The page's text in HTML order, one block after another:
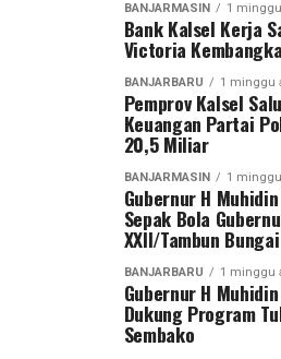
“Terima kasih telah menjadi
kebaikan ini. Semoga setiap
menjadi keberkahan bagi
penerima, dan manfaat yang
Banua,” ungkap UPZ Bank Kalsel
Bagi Donatur dan Sahabat Bank
menyisihkan sebagian
saudara kita yang
berpartisipasi dalam program-
dinisiasi oleh UPZ Bank Kalsel
zakat, infak, dan sedekah
BANJARMASIN 1
Bank Kalsel Kerja
Victoria
BANJARBARU 1 minggu
Pemprov Kalsel
Keuangan Partai
20,5 Miliar
BANJARMASIN 1
Gubernur H
Sepak Bola
XXII/Tambun
BANJARBARU 1 minggu
Gubernur H
Dukung Program
Sembako